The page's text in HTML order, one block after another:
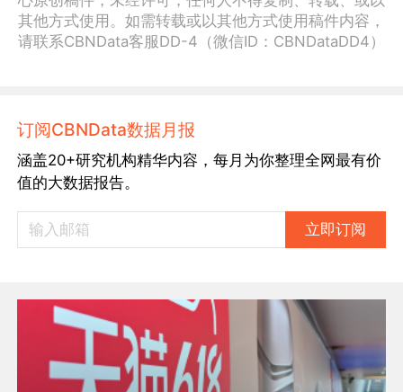
其他方式使用。如需转载或以其他方式使用稿件内容，
请联系CBNData客服DD-4（微信ID：CBNDataDD4）
订阅CBNData数据月报
涵盖20+研究机构精华内容，每月为你整理全网最有价
值的大数据报告。
立即订阅